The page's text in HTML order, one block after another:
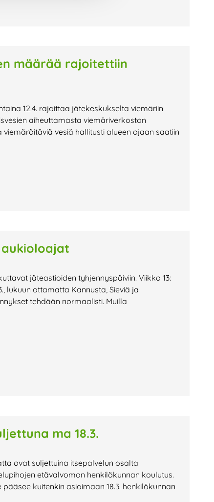
määrää rajoitettiin
12.4. rajoittaa jätekeskukselta viemäriin
aiheuttamasta viemäriverkoston
vesiä hallitusti alueen ojaan saatiin
jäteastioiden tyhjennyspäiviin. Viikko 13:
lukuun ottamatta Kannusta, Sieviä ja
tehdään normaalisti. Muilla
ma 18.3.
ovat suljettuina itsepalvelun osalta
etävalvomon henkilökunnan koulutus.
kuitenkin asioimaan 18.3. henkilökunnan